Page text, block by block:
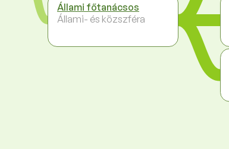
Állami főtanácsos
Állami- és közszféra